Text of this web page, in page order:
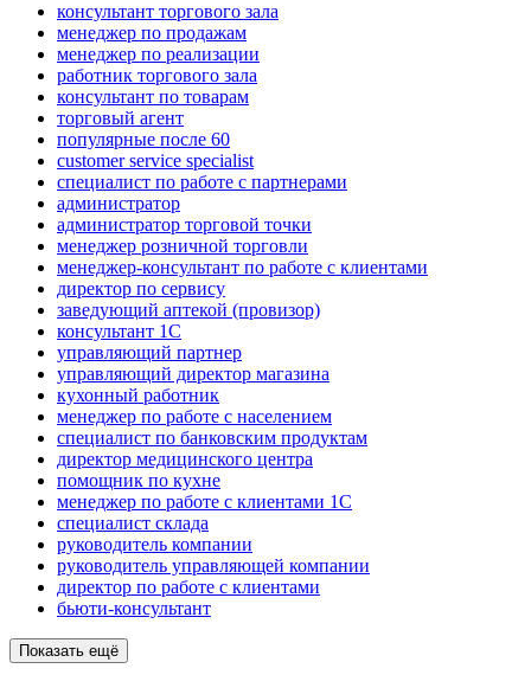
консультант торгового зала
менеджер по продажам
менеджер по реализации
работник торгового зала
консультант по товарам
торговый агент
популярные после 60
customer service specialist
специалист по работе с партнерами
администратор
администратор торговой точки
менеджер розничной торговли
менеджер-консультант по работе с клиентами
директор по сервису
заведующий аптекой (провизор)
консультант 1С
управляющий партнер
управляющий директор магазина
кухонный работник
менеджер по работе с населением
специалист по банковским продуктам
директор медицинского центра
помощник по кухне
менеджер по работе с клиентами 1С
специалист склада
руководитель компании
руководитель управляющей компании
директор по работе с клиентами
бьюти-консультант
Показать ещё